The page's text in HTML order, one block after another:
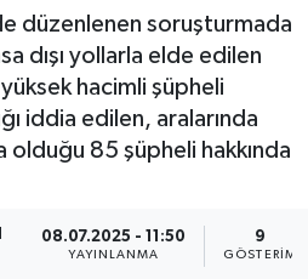
düzenlenen soruşturmada
dışı yollarla elde edilen
hacimli şüpheli
iddia edilen, aralarında
olduğu 85 şüpheli hakkında
08.07.2025 - 11:50
YAYINLANMA
9
GÖSTERIM